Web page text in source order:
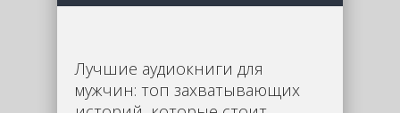
Лучшие аудиокниги для
мужчин: топ захватывающих